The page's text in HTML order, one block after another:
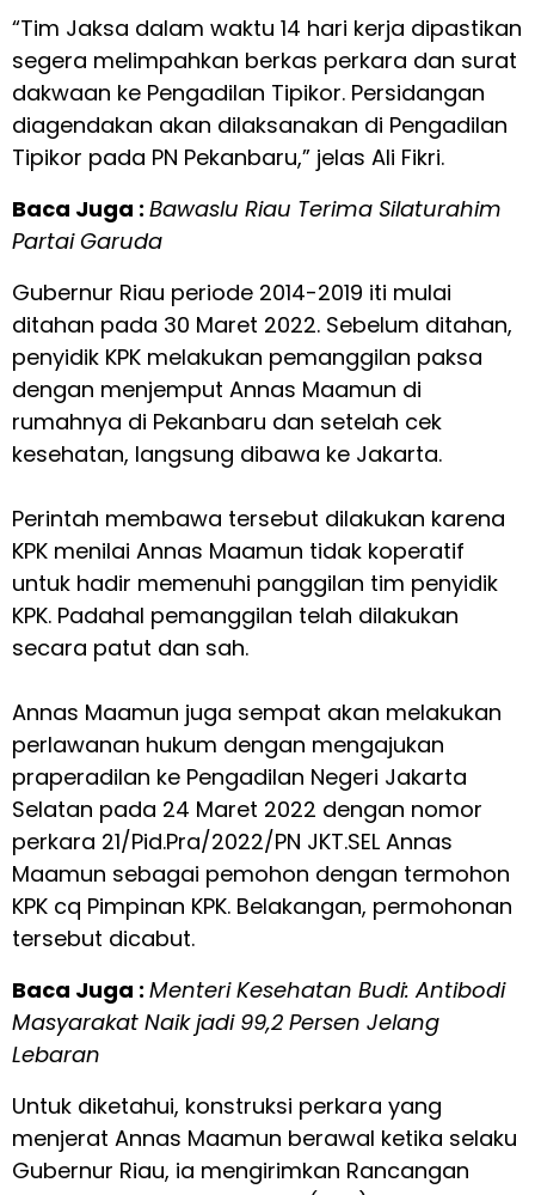
“Tim Jaksa dalam waktu 14 hari kerja dipastikan
segera melimpahkan berkas perkara dan surat
dakwaan ke Pengadilan Tipikor. Persidangan
diagendakan akan dilaksanakan di Pengadilan
Tipikor pada PN Pekanbaru,” jelas Ali Fikri.
Baca Juga : Bawaslu Riau Terima Silaturahim
Partai Garuda
Gubernur Riau periode 2014-2019 iti mulai
ditahan pada 30 Maret 2022. Sebelum ditahan,
penyidik KPK melakukan pemanggilan paksa
dengan menjemput Annas Maamun di
rumahnya di Pekanbaru dan setelah cek
kesehatan, langsung dibawa ke Jakarta.
Perintah membawa tersebut dilakukan karena
KPK menilai Annas Maamun tidak koperatif
untuk hadir memenuhi panggilan tim penyidik
KPK. Padahal pemanggilan telah dilakukan
secara patut dan sah.
Annas Maamun juga sempat akan melakukan
perlawanan hukum dengan mengajukan
praperadilan ke Pengadilan Negeri Jakarta
Selatan pada 24 Maret 2022 dengan nomor
perkara 21/Pid.Pra/2022/PN JKT.SEL Annas
Maamun sebagai pemohon dengan termohon
KPK cq Pimpinan KPK. Belakangan, permohonan
tersebut dicabut.
Baca Juga : Menteri Kesehatan Budi: Antibodi
Masyarakat Naik jadi 99,2 Persen Jelang
Lebaran
Untuk diketahui, konstruksi perkara yang
menjerat Annas Maamun berawal ketika selaku
Gubernur Riau, ia mengirimkan Rancangan